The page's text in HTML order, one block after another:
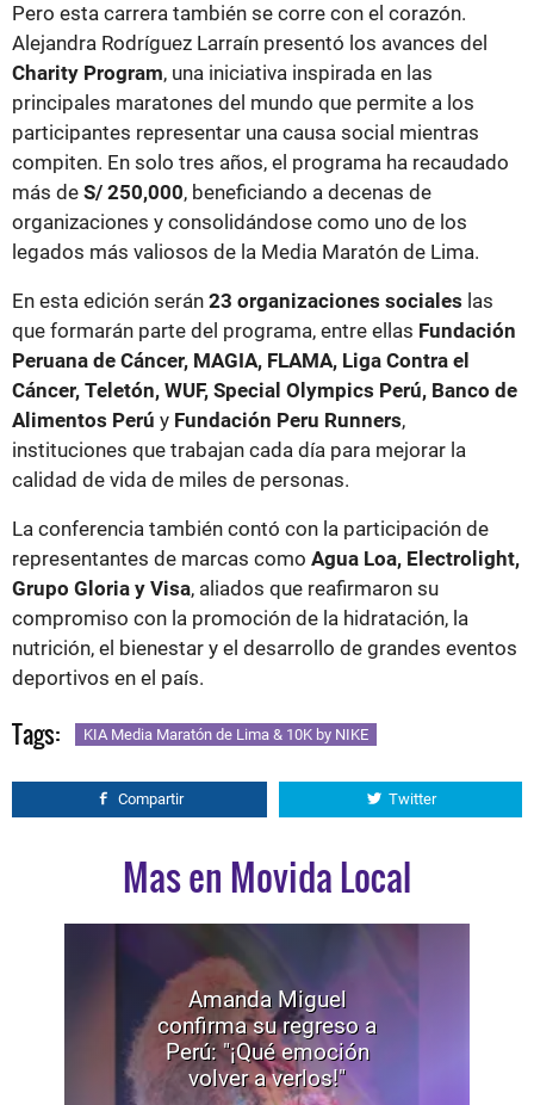
Pero esta carrera también se corre con el corazón.
Alejandra Rodríguez Larraín presentó los avances del
Charity Program, una iniciativa inspirada en las
principales maratones del mundo que permite a los
participantes representar una causa social mientras
compiten. En solo tres años, el programa ha recaudado
más de S/ 250,000, beneficiando a decenas de
organizaciones y consolidándose como uno de los
legados más valiosos de la Media Maratón de Lima.
En esta edición serán 23 organizaciones sociales las
que formarán parte del programa, entre ellas Fundación
Peruana de Cáncer, MAGIA, FLAMA, Liga Contra el
Cáncer, Teletón, WUF, Special Olympics Perú, Banco de
Alimentos Perú y Fundación Peru Runners,
instituciones que trabajan cada día para mejorar la
calidad de vida de miles de personas.
La conferencia también contó con la participación de
representantes de marcas como Agua Loa, Electrolight,
Grupo Gloria y Visa, aliados que reafirmaron su
compromiso con la promoción de la hidratación, la
nutrición, el bienestar y el desarrollo de grandes eventos
deportivos en el país.
Tags: KIA Media Maratón de Lima & 10K by NIKE
Compartir Twitter
Mas en Movida Local
Amanda Miguel
confirma su regreso a
Perú: "¡Qué emoción
volver a verlos!"